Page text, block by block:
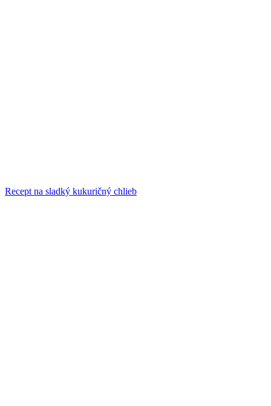
Recept na sladký kukuričný chlieb